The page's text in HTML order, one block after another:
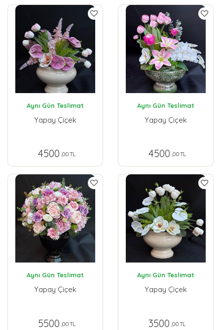
Aynı Gün Teslimat
Yapay Çiçek
4500 ,00 TL
Aynı Gün Teslimat
Yapay Çiçek
4500 ,00 TL
Aynı Gün Teslimat
Yapay Çiçek
5500 ,00 TL
Aynı Gün Teslimat
Yapay Çiçek
3500 ,00 TL